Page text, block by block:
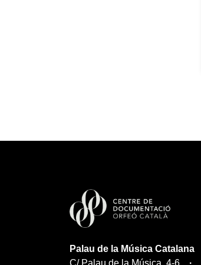
Palau de la Música Catalana
C/ Palau de la Música, 4-6